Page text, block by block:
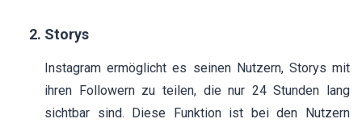
Storys
Instagram ermöglicht es seinen Nutzern, Storys mit
ihren Followern zu teilen, die nur 24 Stunden lang
sichtbar sind. Diese Funktion ist bei den Nutzern